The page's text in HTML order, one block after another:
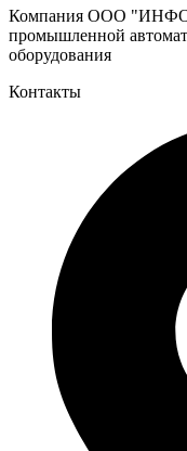
Компания ООО "ИНФО-
промышленной
оборудования
Контакты